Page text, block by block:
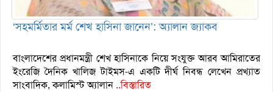
‘সহমর্মিতার মর্ম শেখ হাসিনা জানেন’: অ্যালান জ্যাকব
বাংলাদেশের প্রধানমন্ত্রী শেখ হাসিনাকে নিয়ে সংযুক্ত আরব আমিরাতের
ইংরেজি দৈনিক খালিজ টাইমস-এ একটি দীর্ঘ নিবন্ধ লেখেন প্রখ্যাত
সাংবাদিক, কলামিস্ট অ্যালান ..বিস্তারিত